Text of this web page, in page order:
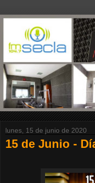
lunes, 15 de junio de 2020
15 de Junio -